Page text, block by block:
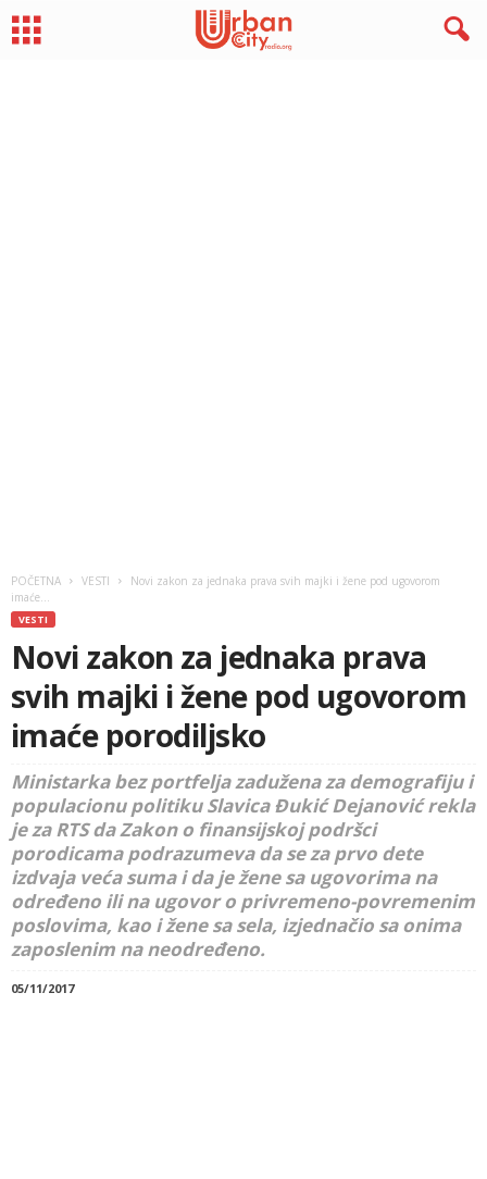
POČETNA VESTI
Novi zakon za jednaka prava svih majki i žene pod ugovorom
imaće...
VESTI
Novi zakon za jednaka prava
svih majki i žene pod ugovorom
imaće porodiljsko
Ministarka bez portfelja zadužena za demografiju i
populacionu politiku Slavica Đukić Dejanović rekla
je za RTS da Zakon o finansijskoj podršci
porodicama podrazumeva da se za prvo dete
izdvaja veća suma i da je žene sa ugovorima na
određeno ili na ugovor o privremeno-povremenim
poslovima, kao i žene sa sela, izjednačio sa onima
zaposlenim na neodređeno.
05/11/2017